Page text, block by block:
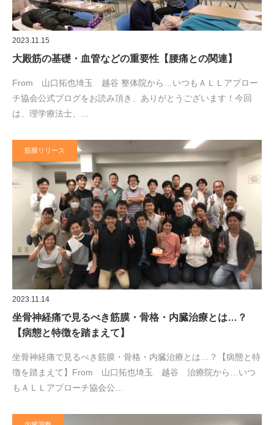
2023.11.15
大殿筋の基礎・血管などの重要性【腰痛との関連】
From 山口拓也埼玉 越谷 整体院から…いつもＡＬＬアプロー
チ協会公式ブログをお読み頂き、ありがとうございます！今回
は、理学療法士、…
筋膜リリース
2023.11.14
坐骨神経痛で見るべき筋膜・骨格・内臓治療とは…？
【病態と特徴を踏まえて】
坐骨神経痛で見るべき筋膜・骨格・内臓治療とは…？【病態と特
徴を踏まえて】From 山口拓也埼玉 越谷 治療院から…いつ
もＡＬＬアプローチ協会公…